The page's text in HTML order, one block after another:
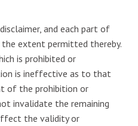
and each part of
extent permitted thereby.
is prohibited or
is ineffective as to that
of the prohibition or
invalidate the remaining
the validity or